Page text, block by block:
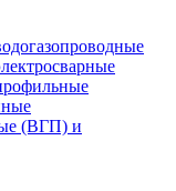
(ВГП) и